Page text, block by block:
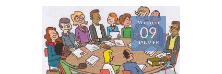
Vendredi
09
JANVIER